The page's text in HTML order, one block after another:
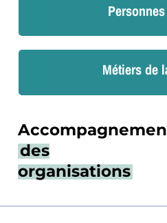
Métiers de
des
organisations